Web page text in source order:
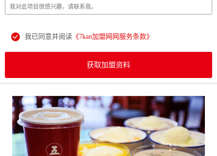
我已同意并阅读 《7kan加盟网网服务条款》
获取加盟资料